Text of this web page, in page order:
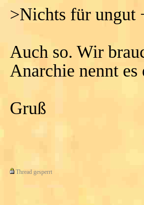
>Nichts für ungut
Auch so. Wir
Anarchie nennt
Gruß
Thread gesperrt